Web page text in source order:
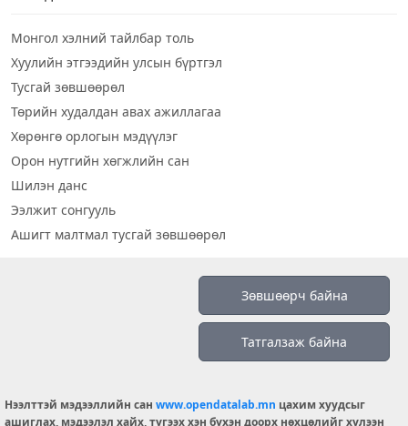
Монгол хэлний тайлбар толь
Хуулийн этгээдийн улсын бүртгэл
Тусгай зөвшөөрөл
Төрийн худалдан авах ажиллагаа
Хөрөнгө орлогын мэдүүлэг
Орон нутгийн хөгжлийн сан
Шилэн данс
Ээлжит сонгууль
Ашигт малтмал тусгай зөвшөөрөл
info@opendatalab.mn
Зөвшөөрч байна
Татгалзаж байна
Нээлттэй мэдээллийн сан www.opendatalab.mn цахим хуудсыг
ашиглах, мэдээлэл хайх, түгээх хэн бүхэн доорх нөхцөлийг хүлээн